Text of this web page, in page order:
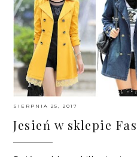
SIERPNIA 25, 2017
Jesień w sklepie